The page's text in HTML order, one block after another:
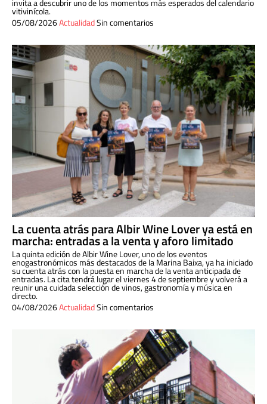
invita a descubrir uno de los momentos más esperados del calendario
vitivinícola.
05/08/2026ActualidadSin comentarios
La cuenta atrás para Albir Wine Lover ya está en
marcha: entradas a la venta y aforo limitado
La quinta edición de Albir Wine Lover, uno de los eventos
enogastronómicos más destacados de la Marina Baixa, ya ha iniciado
su cuenta atrás con la puesta en marcha de la venta anticipada de
entradas. La cita tendrá lugar el viernes 4 de septiembre y volverá a
reunir una cuidada selección de vinos, gastronomía y música en
directo.
04/08/2026ActualidadSin comentarios